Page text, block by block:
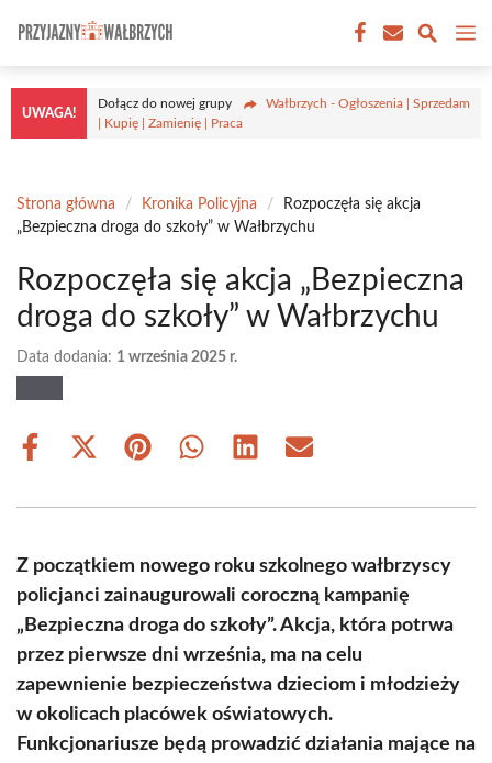
treści
UWAGA!
Dołącz do nowej grupy
Wałbrzych - Ogłoszenia | Sprzedam
| Kupię | Zamienię | Praca
Strona główna / Kronika Policyjna /
Rozpoczęła się akcja
„Bezpieczna droga do szkoły” w Wałbrzychu
Rozpoczęła się akcja „Bezpieczna
droga do szkoły” w Wałbrzychu
Data dodania: 1 września 2025 r.
Share
Share
(Twitter)
Share Share Share Share
Z początkiem nowego roku szkolnego wałbrzyscy
policjanci zainaugurowali coroczną kampanię
„Bezpieczna droga do szkoły”. Akcja, która potrwa
przez pierwsze dni września, ma na celu
zapewnienie bezpieczeństwa dzieciom i młodzieży
w okolicach placówek oświatowych.
Funkcjonariusze będą prowadzić działania mające na